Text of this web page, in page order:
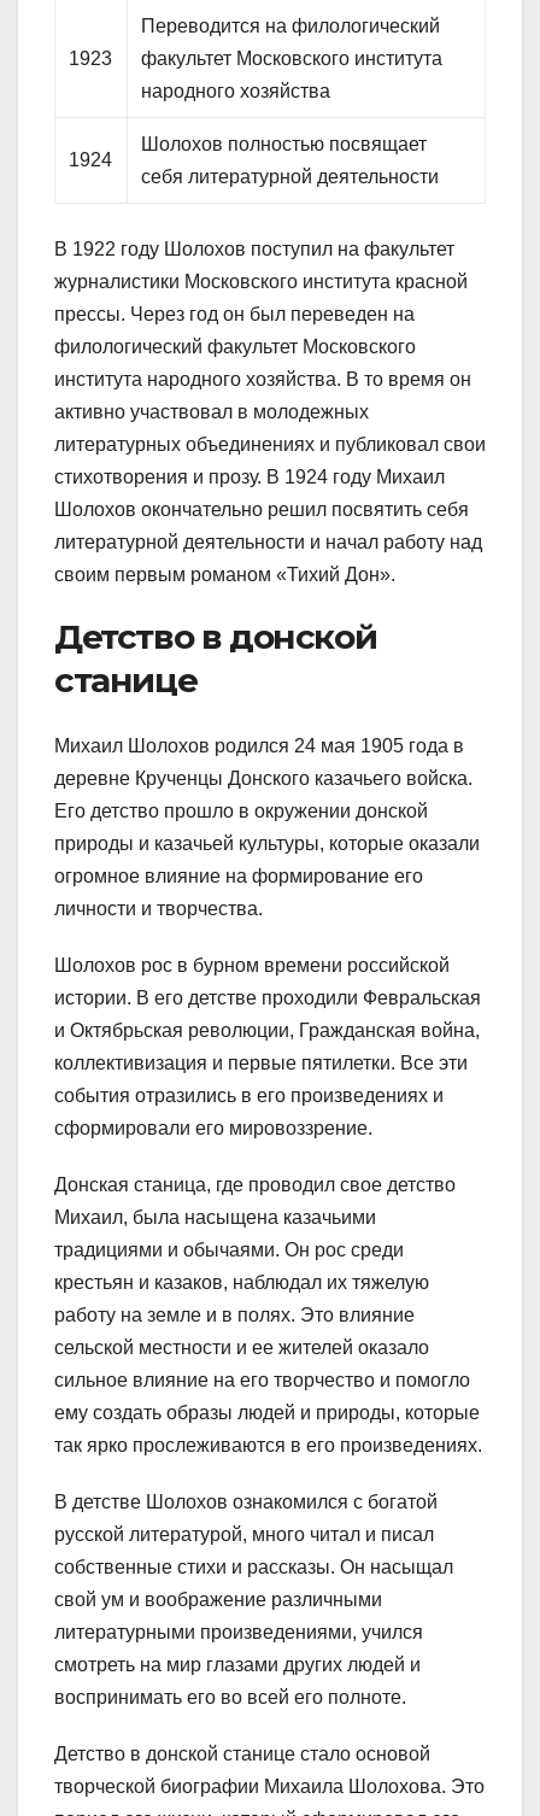
1923
Переводится на филологический
факультет Московского института
народного хозяйства
1924
Шолохов полностью посвящает
себя литературной деятельности
В 1922 году Шолохов поступил на факультет
журналистики Московского института красной
прессы. Через год он был переведен на
филологический факультет Московского
института народного хозяйства. В то время он
активно участвовал в молодежных
литературных объединениях и публиковал свои
стихотворения и прозу. В 1924 году Михаил
Шолохов окончательно решил посвятить себя
литературной деятельности и начал работу над
своим первым романом «Тихий Дон».
Детство в донской
станице
Михаил Шолохов родился 24 мая 1905 года в
деревне Крученцы Донского казачьего войска.
Его детство прошло в окружении донской
природы и казачьей культуры, которые оказали
огромное влияние на формирование его
личности и творчества.
Шолохов рос в бурном времени российской
истории. В его детстве проходили Февральская
и Октябрьская революции, Гражданская война,
коллективизация и первые пятилетки. Все эти
события отразились в его произведениях и
сформировали его мировоззрение.
Донская станица, где проводил свое детство
Михаил, была насыщена казачьими
традициями и обычаями. Он рос среди
крестьян и казаков, наблюдал их тяжелую
работу на земле и в полях. Это влияние
сельской местности и ее жителей оказало
сильное влияние на его творчество и помогло
ему создать образы людей и природы, которые
так ярко прослеживаются в его произведениях.
В детстве Шолохов ознакомился с богатой
русской литературой, много читал и писал
собственные стихи и рассказы. Он насыщал
свой ум и воображение различными
литературными произведениями, учился
смотреть на мир глазами других людей и
воспринимать его во всей его полноте.
Детство в донской станице стало основой
творческой биографии Михаила Шолохова. Это